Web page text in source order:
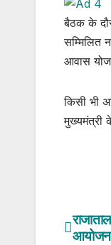
बैठक के
सम्मिलित
आवास
किसी भी
मुख्यमंत्री
आयोजन